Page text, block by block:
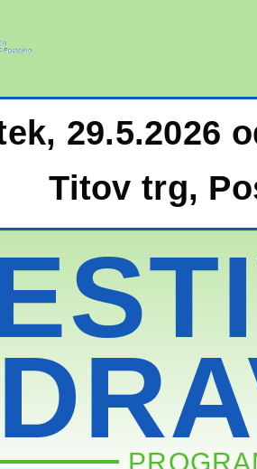
29.5.2026
Titov trg,